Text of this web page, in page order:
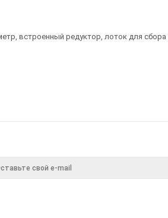
встроенный редуктор, лоток для